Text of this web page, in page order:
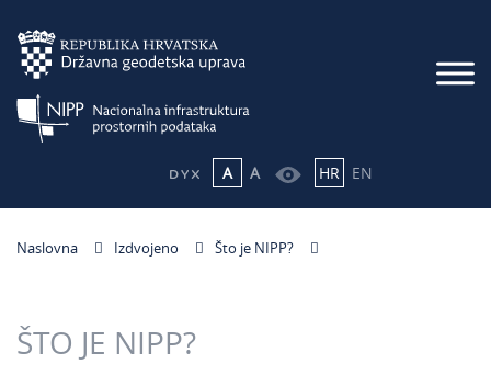
A A HR EN
Naslovna Izdvojeno Što je NIPP?
ŠTO JE NIPP?